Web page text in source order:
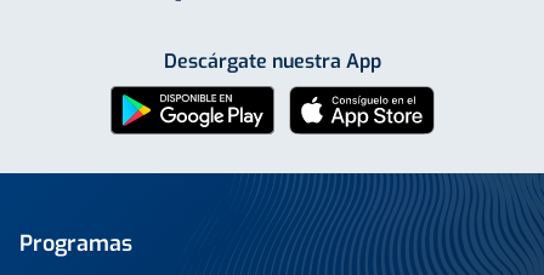
Descárgate nuestra App
Programas